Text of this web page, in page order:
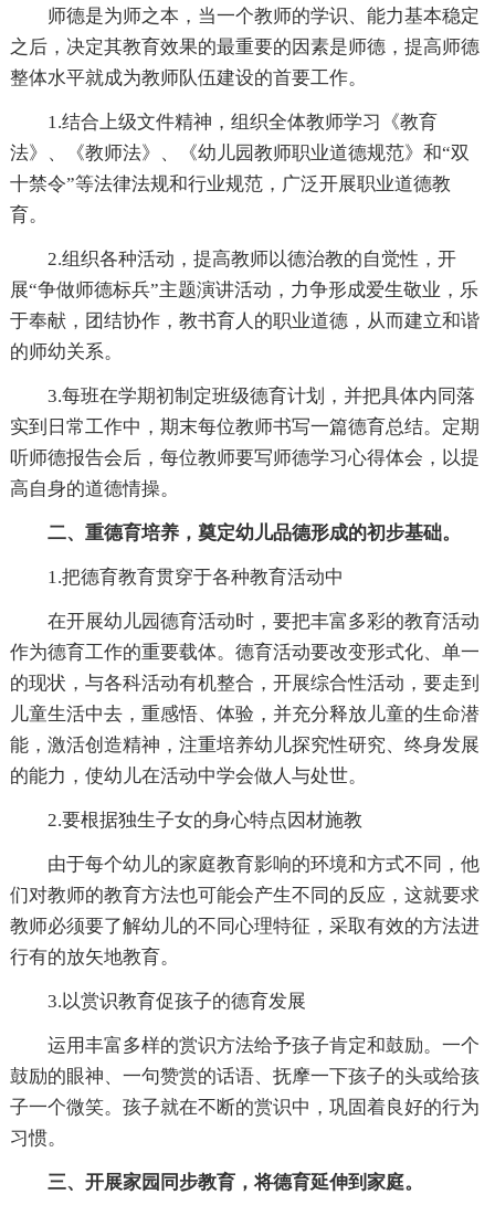
师德是为师之本，当一个教师的学识、能力基本稳定
之后，决定其教育效果的最重要的因素是师德，提高师德
整体水平就成为教师队伍建设的首要工作。
1.结合上级文件精神，组织全体教师学习《教育
法》、《教师法》、《幼儿园教师职业道德规范》和“双
十禁令”等法律法规和行业规范，广泛开展职业道德教
育。
2.组织各种活动，提高教师以德治教的自觉性，开
展“争做师德标兵”主题演讲活动，力争形成爱生敬业，乐
于奉献，团结协作，教书育人的职业道德，从而建立和谐
的师幼关系。
3.每班在学期初制定班级德育计划，并把具体内同落
实到日常工作中，期末每位教师书写一篇德育总结。定期
听师德报告会后，每位教师要写师德学习心得体会，以提
高自身的道德情操。
二、重德育培养，奠定幼儿品德形成的初步基础。
1.把德育教育贯穿于各种教育活动中
在开展幼儿园德育活动时，要把丰富多彩的教育活动
作为德育工作的重要载体。德育活动要改变形式化、单一
的现状，与各科活动有机整合，开展综合性活动，要走到
儿童生活中去，重感悟、体验，并充分释放儿童的生命潜
能，激活创造精神，注重培养幼儿探究性研究、终身发展
的能力，使幼儿在活动中学会做人与处世。
2.要根据独生子女的身心特点因材施教
由于每个幼儿的家庭教育影响的环境和方式不同，他
们对教师的教育方法也可能会产生不同的反应，这就要求
教师必须要了解幼儿的不同心理特征，采取有效的方法进
行有的放矢地教育。
3.以赏识教育促孩子的德育发展
运用丰富多样的赏识方法给予孩子肯定和鼓励。一个
鼓励的眼神、一句赞赏的话语、抚摩一下孩子的头或给孩
子一个微笑。孩子就在不断的赏识中，巩固着良好的行为
习惯。
三、开展家园同步教育，将德育延伸到家庭。